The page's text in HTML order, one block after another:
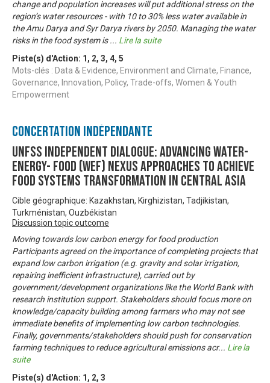
change and population increases will put additional stress on the
region’s water resources - with 10 to 30% less water available in
the Amu Darya and Syr Darya rivers by 2050. Managing the water
risks in the food system is... Lire la suite
Piste(s) d'Action: 1 , 2, 3, 4, 5
Mots-clés : Data & Evidence, Environment and Climate, Finance,
Governance, Innovation, Policy, Trade-offs, Women & Youth
Empowerment
Concertation Indépendante
UNFSS Independent Dialogue: Advancing Water-
Energy- Food (WEF) Nexus approaches to achieve
food systems transformation in Central Asia
Cible géographique: Kazakhstan, Kirghizistan, Tadjikistan,
Turkménistan, Ouzbékistan
Discussion topic outcome
Moving towards low carbon energy for food production
Participants agreed on the importance of completing projects that
expand low carbon irrigation (e.g. gravity and solar irrigation,
repairing inefficient infrastructure), carried out by
government/development organizations like the World Bank with
research institution support. Stakeholders should focus more on
knowledge/capacity building among farmers who may not see
immediate benefits of implementing low carbon technologies.
Finally, governments/stakeholders should push for conservation
farming techniques to reduce agricultural emissions acr... Lire la
suite
Piste(s) d'Action: 1 , 2, 3